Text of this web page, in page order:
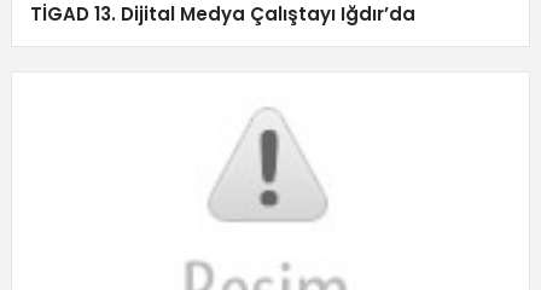
TİGAD 13. Dijital Medya Çalıştayı Iğdır’da